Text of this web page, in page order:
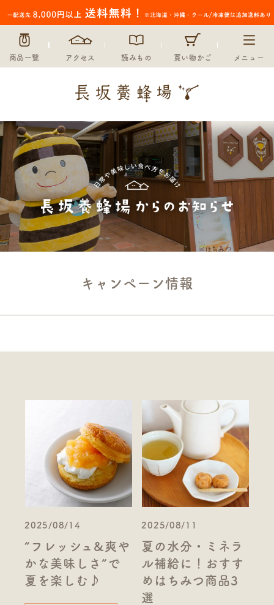
商品一覧 アクセス 読みもの 買い物かご メニュー
キャンペーン情報
2025/08/14
“フレッシュ&爽や
かな美味しさ”で
夏を楽しむ♪
2025/08/11
夏の水分・ミネラ
ル補給に！おすす
めはちみつ商品3
選